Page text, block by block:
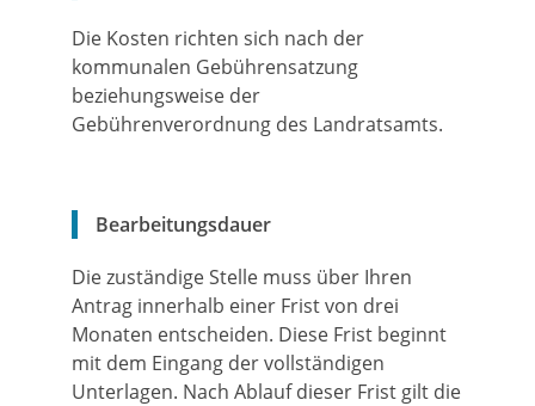
Die Kosten richten sich nach der
kommunalen Gebührensatzung
beziehungsweise der
Gebührenverordnung des Landratsamts.
Bearbeitungsdauer
Die zuständige Stelle muss über Ihren
Antrag innerhalb einer Frist von drei
Monaten entscheiden. Diese Frist beginnt
mit dem Eingang der vollständigen
Unterlagen. Nach Ablauf dieser Frist gilt die